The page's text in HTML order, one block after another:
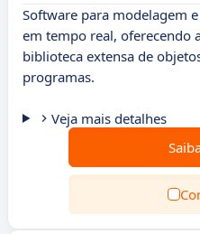
Software para modelagem
em tempo real, oferecendo
biblioteca extensa de
programas.
Veja mais detalhes